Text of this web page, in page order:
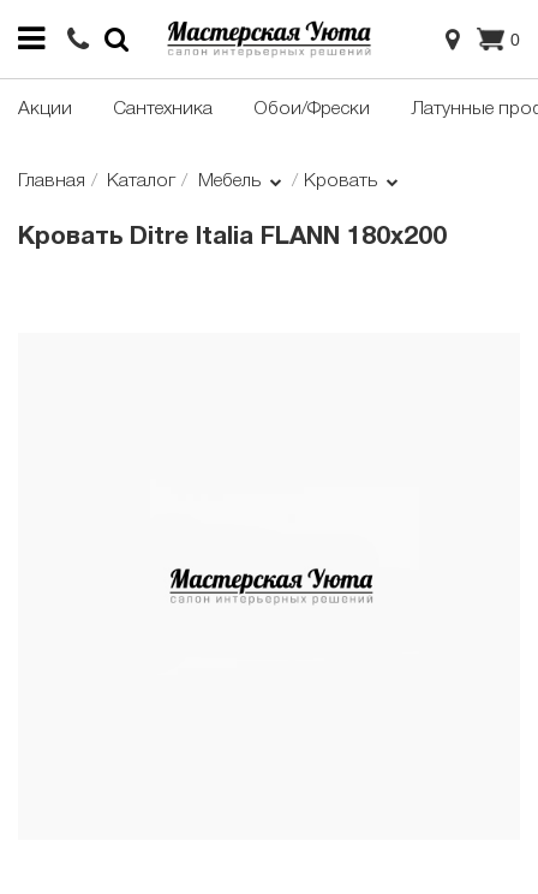
0
Акции Сантехника Обои/Фрески Латунные
Главная Каталог Мебель Кровать
Кровать Ditre Italia FLANN 180x200